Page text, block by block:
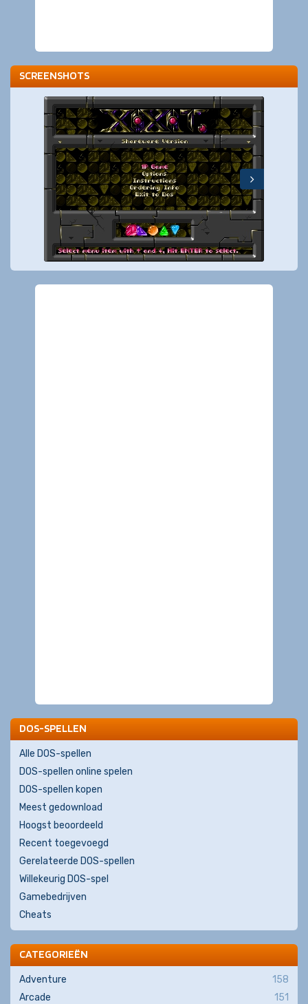
SCREENSHOTS
DOS-SPELLEN
Alle DOS-spellen
DOS-spellen online spelen
DOS-spellen kopen
Meest gedownload
Hoogst beoordeeld
Recent toegevoegd
Gerelateerde DOS-spellen
Willekeurig DOS-spel
Gamebedrijven
Cheats
CATEGORIEËN
Adventure
158
Arcade
151